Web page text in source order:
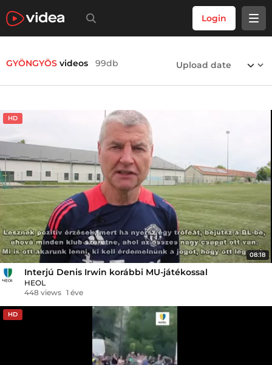
Login
GYÖNGYÖS videos 99db
HD
08:18
Interjú Denis Irwin korábbi MU-játékossal
HEOL
448 views 1 éve
HD